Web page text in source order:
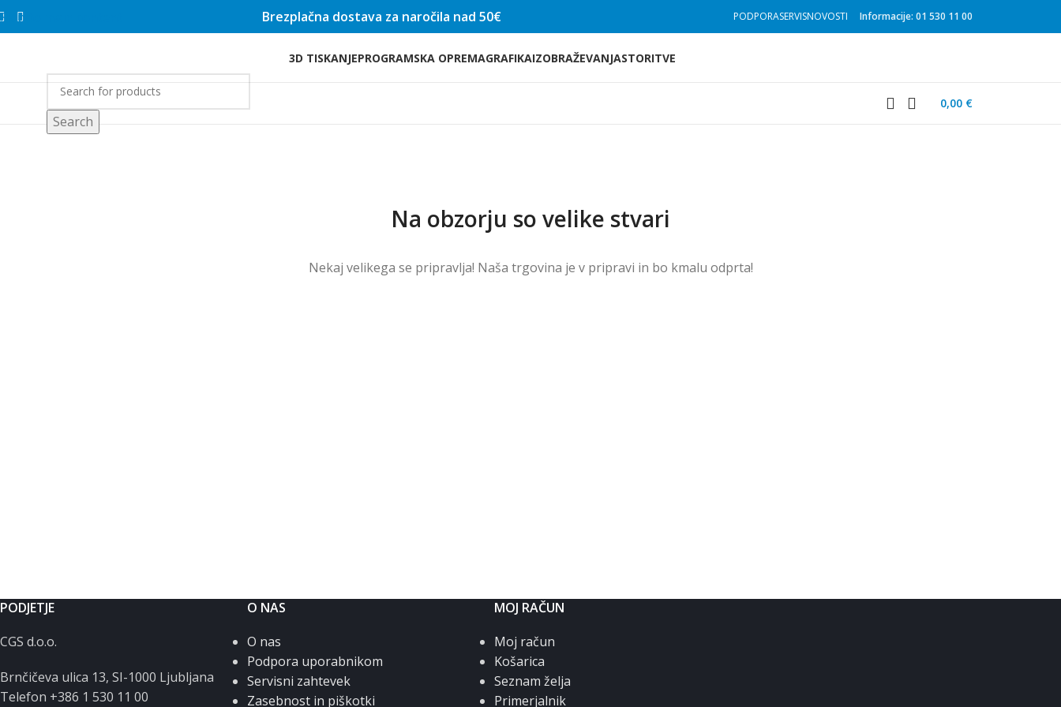
Skip to main content Brezplačna dostava za naročila nad 50€ PODPORASERVISNOVOSTI Informacije: 01 530 11 00
3D TISKANJEPROGRAMSKA OPREMAGRAFIKAIZOBRAŽEVANJASTORITVE
Search
0,00 €
Na obzorju so velike stvari
Nekaj ​​velikega se pripravlja! Naša trgovina je v pripravi in ​​bo kmalu odprta!
PODJETJE
CGS d.o.o.
Brnčičeva ulica 13, SI-1000 Ljubljana
Telefon +386 1 530 11 00
O NAS
O nas
Podpora uporabnikom
Servisni zahtevek
Zasebnost in piškotki
MOJ RAČUN
Moj račun
Košarica
Seznam želja
Primerjalnik